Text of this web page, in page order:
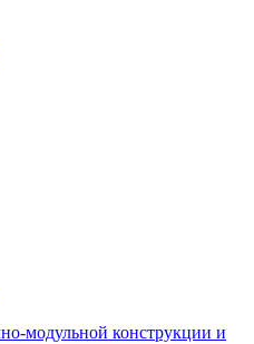
модульной конструкции и